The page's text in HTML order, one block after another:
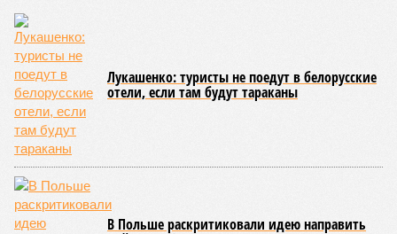
этом из кураторов стройки не задается вопросом: как эти
сроки должны материализоваться? На строительной
площадке, по свидетельствам дольщиков, регулярно
бывающих у забора, какая-либо техника отсутствует. Ни
бетононасосов, ни работающих кранов, ни признаков
мобилизации подрядчиков. При том, что до «декабря 2026»
осталось менее полугода.
Если в «Сказочном лесу» техзаказчик публично
отчитывался о поэтапной готовности – 90%, затем 97%, с
конкретными инженерными работами (усиление
монолитных конструкций, устранение проектных ошибок) –